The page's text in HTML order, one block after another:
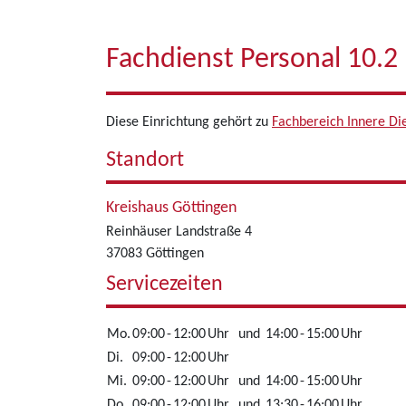
Fachdienst Personal 10.2
Diese Einrichtung gehört zu Fachbereich Innere
Standort
Kreishaus Göttingen
Reinhäuser Landstraße 4
37083 Göttingen
Servicezeiten
Mo.09:00-12:00Uhr und 14:00-15:00Uhr
Di.
09:00-12:00Uhr
Mi. 09:00-12:00Uhr und 14:00-15:00Uhr